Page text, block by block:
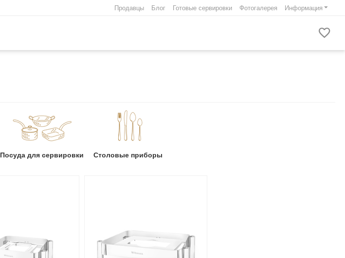
Продавцы Блог Готовые сервировки Фотогалерея Информация
Посуда для сервировки Столовые приборы